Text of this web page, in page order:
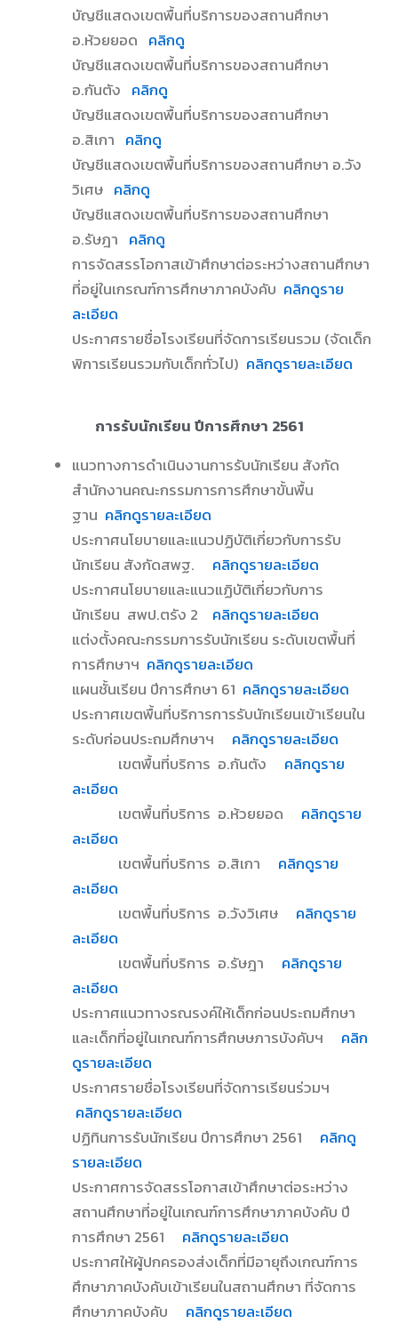
บัญชีแสดงเขตพื้นที่บริการของสถานศึกษา
อ.ห้วยยอด คลิกดู
บัญชีแสดงเขตพื้นที่บริการของสถานศึกษา
อ.กันตัง คลิกดู
บัญชีแสดงเขตพื้นที่บริการของสถานศึกษา
อ.สิเกา คลิกดู
บัญชีแสดงเขตพื้นที่บริการของสถานศึกษา อ.วัง
วิเศษ คลิกดู
บัญชีแสดงเขตพื้นที่บริการของสถานศึกษา
อ.รัษฎา คลิกดู
การจัดสรรโอกาสเข้าศึกษาต่อระหว่างสถานศึกษา
ที่อยู่ในเกรณฑ์การศึกษาภาคบังคับ คลิกดูราย
ละเอียด
ประกาศรายชื่อโรงเรียนที่จัดการเรียนรวม (จัดเด็ก
พิการเรียนรวมกับเด็กทั่วไป) คลิกดูรายละเอียด
การรับนักเรียน ปีการศึกษา 2561
แนวทางการดำเนินงานการรับนักเรียน สังกัด
สำนักงานคณะกรรมการการศึกษาขั้นพื้น
ฐาน คลิกดูรายละเอียด
ประกาศนโยบายและแนวปฏิบัติเกี่ยวกับการรับ
นักเรียน สังกัดสพฐ. คลิกดูรายละเอียด
ประกาศนโยบายและแนวแฏิบัติเกี่ยวกับการ
นักเรียน สพป.ตรัง 2 คลิกดูรายละเอียด
แต่งตั้งคณะกรรมการรับนักเรียน ระดับเขตพื้นที่
การศึกษาฯ คลิกดูรายละเอียด
แผนชั้นเรียน ปีการศึกษา 61 คลิกดูรายละเอียด
ประกาศเขตพื้นที่บริการการรับนักเรียนเข้าเรียนใน
ระดับก่อนประถมศึกษาฯ คลิกดูรายละเอียด
เขตพื้นที่บริการ อ.กันตัง คลิกดูราย
ละเอียด
เขตพื้นที่บริการ อ.ห้วยยอด คลิกดูราย
ละเอียด
เขตพื้นที่บริการ อ.สิเกา คลิกดูราย
ละเอียด
เขตพื้นที่บริการ อ.วังวิเศษ คลิกดูราย
ละเอียด
เขตพื้นที่บริการ อ.รัษฎา คลิกดูราย
ละเอียด
ประกาศแนวทางรณรงค์ให้เด็กก่อนประถมศึกษา
และเด็กที่อยู่ในเกณฑ์การศึกษษภารบังคับฯ คลิก
ดูรายละเอียด
ประกาศรายชื่อโรงเรียนที่จัดการเรียนร่วมฯ
คลิกดูรายละเอียด
ปฏิทินการรับนักเรียน ปีการศึกษา 2561 คลิกดู
รายละเอียด
ประกาศการจัดสรรโอกาสเข้าศึกษาต่อระหว่าง
สถานศึกษาที่อยู่ในเกณฑ์การศึกษาภาคบังคับ ปี
การศึกษา 2561 คลิกดูรายละเอียด
ประกาศให้ผู้ปกครองส่งเด็กที่มีอายุถึงเกณฑ์การ
ศึกษาภาคบังคับเข้าเรียนในสถานศึกษา ที่จัดการ
ศึกษาภาคบังคับ คลิกดูรายละเอียด